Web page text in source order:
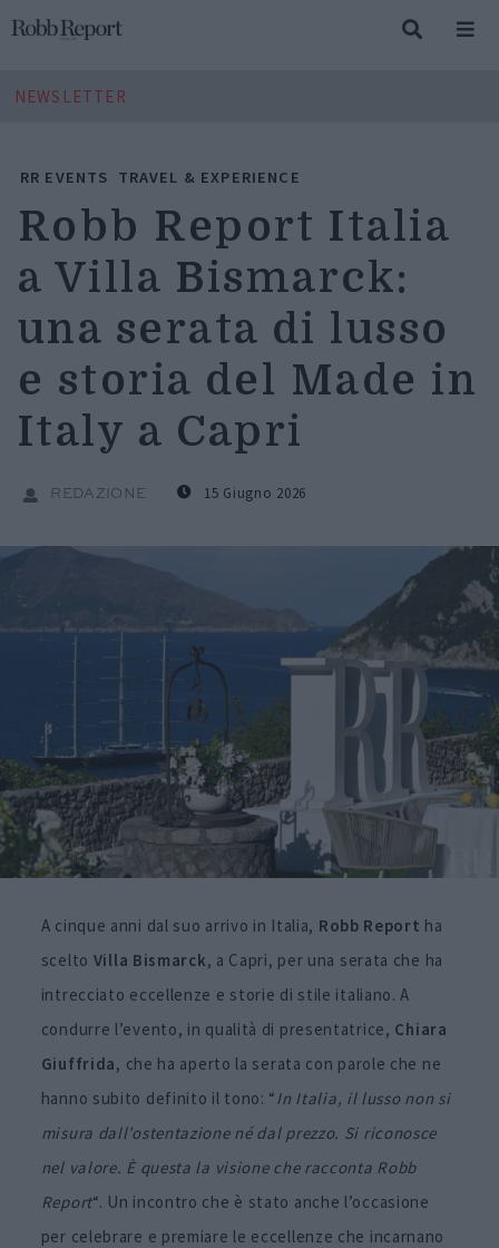
NEWSLETTER
RR EVENTS TRAVEL & EXPERIENCE
Robb Report Italia
a Villa Bismarck:
una serata di lusso
e storia del Made in
Italy a Capri
REDAZIONE 15 Giugno 2026
A cinque anni dal suo arrivo in Italia, Robb Report ha
scelto Villa Bismarck, a Capri, per una serata che ha
intrecciato eccellenze e storie di stile italiano. A
condurre l’evento, in qualità di presentatrice, Chiara
Giuffrida, che ha aperto la serata con parole che ne
hanno subito definito il tono: “In Italia, il lusso non si
misura dall’ostentazione né dal prezzo. Si riconosce
nel valore. È questa la visione che racconta Robb
Report“. Un incontro che è stato anche l’occasione
per celebrare e premiare le eccellenze che incarnano